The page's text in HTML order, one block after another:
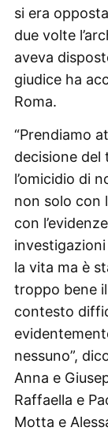
si era
due volte
aveva
giudice ha
Roma.
“Prendiamo
decisione del
l’omicidio di
non solo con
con
la vita ma è
troppo bene
contesto
nessuno”,
Anna e
Raffaella e
Motta e